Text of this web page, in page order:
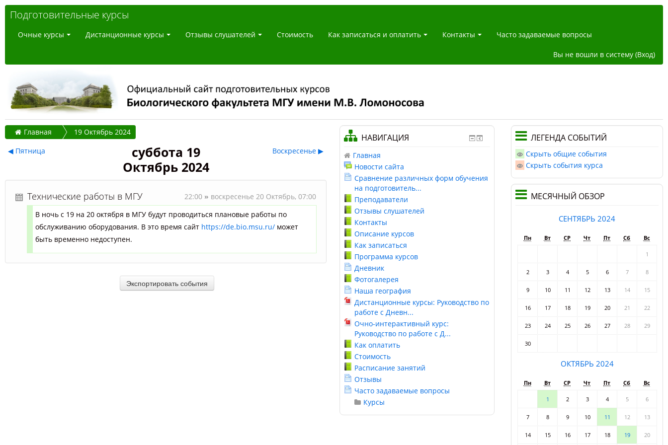
Подготовительные курсы
Очные курсы Дистанционные курсы Отзывы слушателей Стоимость Как записаться и оплатить Контакты Часто задаваемые вопросы
Вы не вошли в систему (Вход)
Главная
19 Октябрь 2024
◀ Пятница
суббота 19
Октябрь 2024
Воскресенье ▶
Технические работы в МГУ 22:00 » воскресенье 20 Октябрь, 07:00
В ночь с 19 на 20 октября в МГУ будут проводиться плановые работы по
обслуживанию оборудования. В это время сайт https://de.bio.msu.ru/ может
быть временно недоступен.
НАВИГАЦИЯ
Главная
Новости сайта
Сравнение различных форм обучения
на подготовитель...
Преподаватели
Отзывы слушателей
Контакты
Описание курсов
Как записаться
Программа курсов
Дневник
Фотогалерея
Наша география
Дистанционные курсы: Руководство по
работе с Дневн...
Очно-интерактивный курс:
Руководство по работе с Д...
Как оплатить
Стоимость
Расписание занятий
Отзывы
Часто задаваемые вопросы
Курсы
ЛЕГЕНДА СОБЫТИЙ
Скрыть общие события
Скрыть события курса
МЕСЯЧНЫЙ ОБЗОР
СЕНТЯБРЬ 2024
Пн Вт СР Чт Пт Сб Вс
1
2 3 4 5 6 7 8
9 10 11 12 13 14 15
16 17 18 19 20 21 22
23 24 25 26 27 28 29
30
ОКТЯБРЬ 2024
Пн Вт СР Чт Пт Сб Вс
1 2 3 4 5 6
7 8 9 10 11 12 13
14 15 16 17 18 19 20